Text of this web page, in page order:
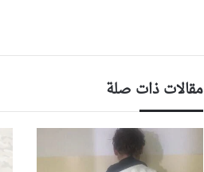
مقالات ذات صلة